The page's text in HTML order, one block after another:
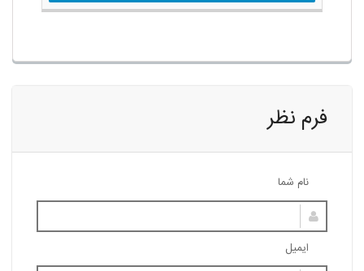
فرم نظر
نام شما
ایمیل